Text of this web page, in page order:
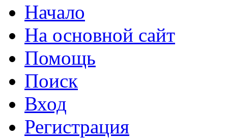
Начало
На основной сайт
Помощь
Поиск
Вход
Регистрация